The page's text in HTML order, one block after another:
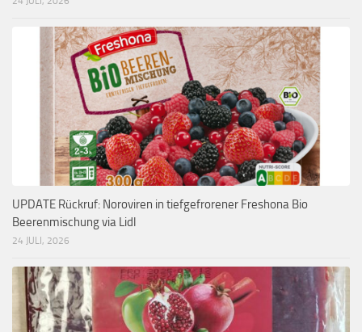
UPDATE Rückruf: Noroviren in tiefgefrorener Freshona Bio
Beerenmischung via Lidl
24 JULI, 2026